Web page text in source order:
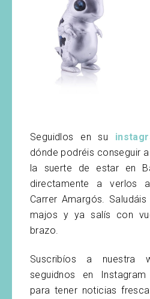
Seguidlos en su
dónde podréis conseguir
la suerte de estar en
directamente a verlos
Carrer Amargós.
majos y ya salís con
brazo.
Suscribíos a nuestra
seguidnos en Instagram
para tener noticias